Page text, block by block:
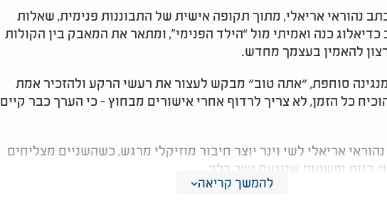
נהוראי אריאלי, מתוך תקופה אישית של התבוננות פנימית, שאלות
כנה ואמיתי מול “הילד הפנימי”, ומתאר את המאבק בין הקולות
להאמין בעצמך מחדש.
סוחפת, ״אתה טוב״ מבקש לעצור את רעשי הרקע ולהזכיר אמת
כל הזמן, לא צריך לרדוף אחרי אישורים מבחוץ - כי הערך כבר קיים
אריאלי לשי וינר יוצר חיבור מוזיקלי מרגש, כשהשניים מצליחים
כנות ופשטות שנוגעת ישר בלב.
להמשך קריאה